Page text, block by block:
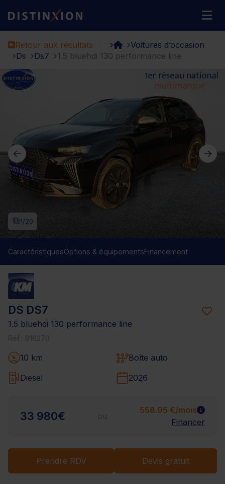
Distinxion
Retour aux résultats
Voitures d’occasion
Ds
Ds7 1.5 bluehdi 130 performance line
DS DS7
1.5 bluehdi 130 performance line
10 km
Boîte auto
Diesel
2026
33 980€
558.95 €/mois
Financer
Prendre RDV Devis gratuit
1/20
CaractéristiquesOptions & équipementsFinancement